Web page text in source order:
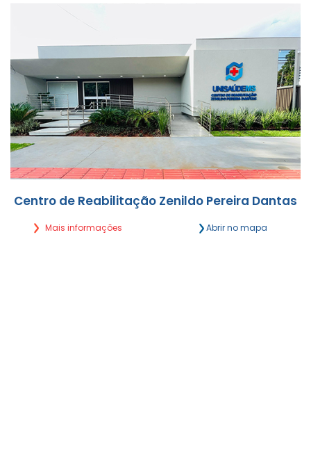
Segunda a Sexta,
das 7h30 às 12h | 14h às 17h30
Centro de Reabilitação Zenildo Pereira Dantas
Mais informações Abrir no mapa